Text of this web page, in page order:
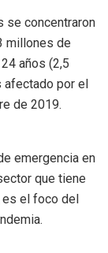
se concentraron
millones de
años (2,5
afectado por el
de 2019.
emergencia en
que tiene
es el foco del